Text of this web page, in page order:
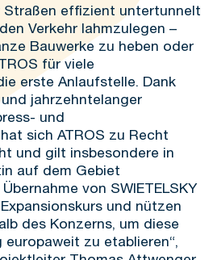
Straßen effizient untertunnelt
Verkehr lahmzulegen –
Bauwerke zu heben oder
für viele
erste Anlaufstelle. Dank
jahrzehntelanger
und
sich ATROS zu Recht
und gilt insbesondere in
auf dem Gebiet
von SWIETELSKY
und nützen
des Konzerns, um diese
zu etablieren“,